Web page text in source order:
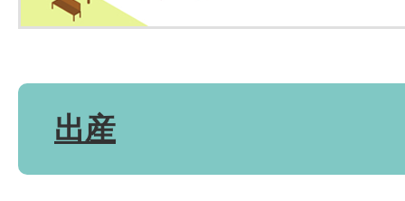
出産